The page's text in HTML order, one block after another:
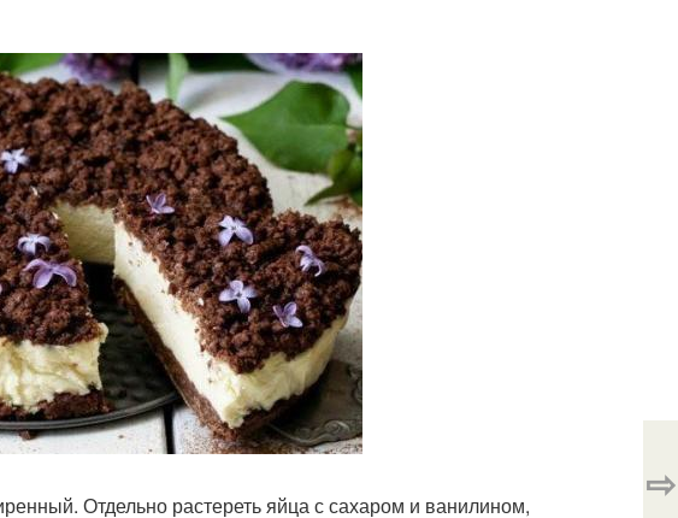
Отдельно растереть яйца с сахаром и ванилином,
⇨